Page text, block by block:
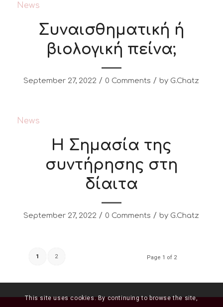
News
Συναισθηματική ή
βιολογική πείνα;
September 27, 2022 / 0 Comments / by G.Chatz
News
Η Σημασία της
συντήρησης στη
δίαιτα
September 27, 2022 / 0 Comments / by G.Chatz
Page 1 of 2
1 2
This site uses cookies. By continuing to browse the site,